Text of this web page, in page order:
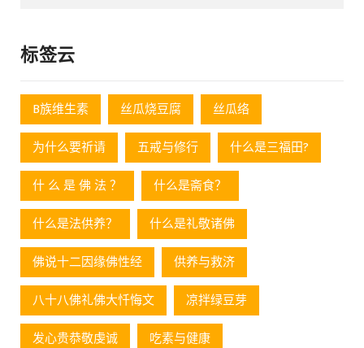
标签云
B族维生素 丝瓜烧豆腐 丝瓜络
为什么要祈请 五戒与修行 什么是三福田?
什 么 是 佛 法 ？ 什么是斋食？
什么是法供养？ 什么是礼敬诸佛
佛说十二因缘佛性经 供养与救济
八十八佛礼佛大忏悔文 凉拌绿豆芽
发心贵恭敬虔诚 吃素与健康